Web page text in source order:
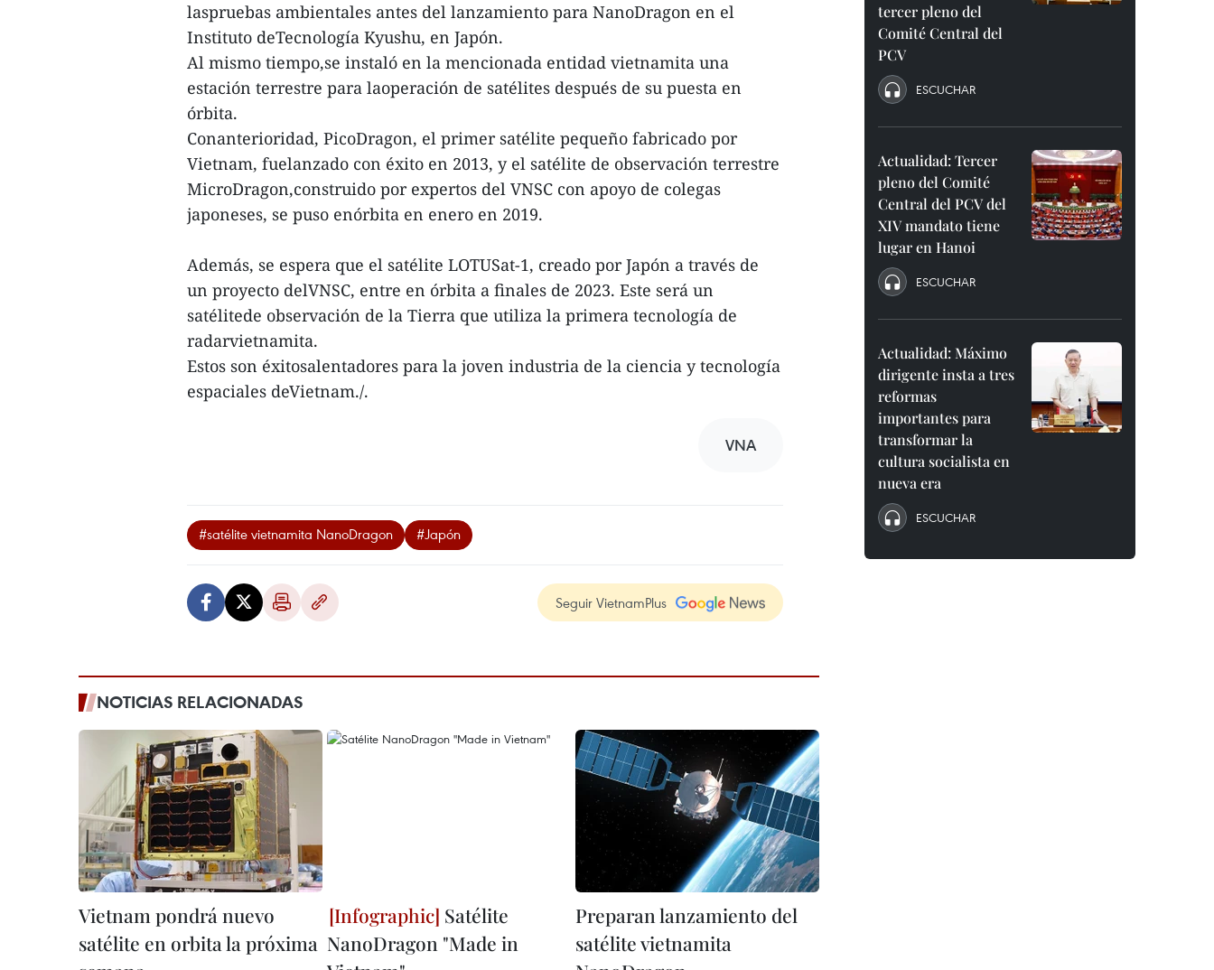
laspruebas ambientales antes del lanzamiento para NanoDragon en el
Instituto deTecnología Kyushu, en Japón.
Al mismo tiempo,se instaló en la mencionada entidad vietnamita una
estación terrestre para laoperación de satélites después de su puesta en
órbita.
Conanterioridad, PicoDragon, el primer satélite pequeño fabricado por
Vietnam, fuelanzado con éxito en 2013, y el satélite de observación terrestre
MicroDragon,construido por expertos del VNSC con apoyo de colegas
japoneses, se puso enórbita en enero en 2019.
Además, se espera que el satélite LOTUSat-1, creado por Japón a través de
un proyecto delVNSC, entre en órbita a finales de 2023. Este será un
satélitede observación de la Tierra que utiliza la primera tecnología de
radarvietnamita.
Estos son éxitosalentadores para la joven industria de la ciencia y tecnología
espaciales deVietnam./.
VNA
#satélite vietnamita NanoDragon #Japón
Seguir VietnamPlus
NOTICIAS RELACIONADAS
Vietnam pondrá nuevo
satélite en orbita la próxima
Satélite
NanoDragon "Made in
Preparan lanzamiento del
satélite vietnamita
tercer pleno del
Comité Central del
PCV
ESCUCHAR
Actualidad: Tercer
pleno del Comité
Central del PCV del
XIV mandato tiene
lugar en Hanoi
ESCUCHAR
Actualidad: Máximo
dirigente insta a tres
reformas
importantes para
transformar la
cultura socialista en
nueva era
ESCUCHAR